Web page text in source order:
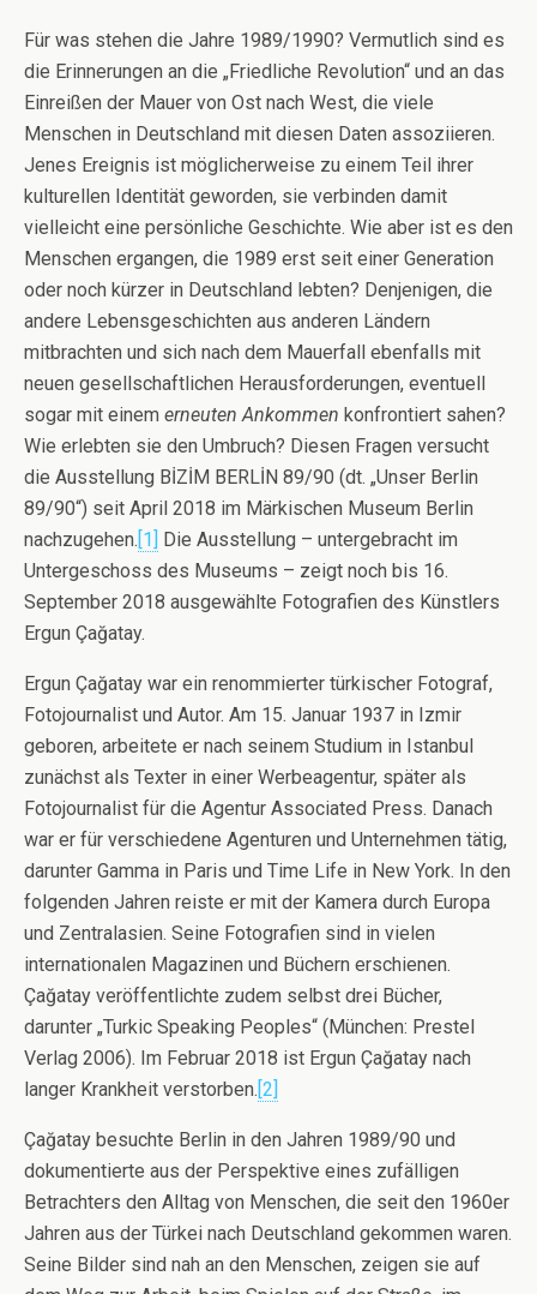
Für was stehen die Jahre 1989/1990? Vermutlich sind es
die Erinnerungen an die „Friedliche Revolution“ und an das
Einreißen der Mauer von Ost nach West, die viele
Menschen in Deutschland mit diesen Daten assoziieren.
Jenes Ereignis ist möglicherweise zu einem Teil ihrer
kulturellen Identität geworden, sie verbinden damit
vielleicht eine persönliche Geschichte. Wie aber ist es den
Menschen ergangen, die 1989 erst seit einer Generation
oder noch kürzer in Deutschland lebten? Denjenigen, die
andere Lebensgeschichten aus anderen Ländern
mitbrachten und sich nach dem Mauerfall ebenfalls mit
neuen gesellschaftlichen Herausforderungen, eventuell
sogar mit einem erneuten Ankommen konfrontiert sahen?
Wie erlebten sie den Umbruch? Diesen Fragen versucht
die Ausstellung BİZİM BERLİN 89/90 (dt. „Unser Berlin
89/90“) seit April 2018 im Märkischen Museum Berlin
nachzugehen.[1] Die Ausstellung – untergebracht im
Untergeschoss des Museums – zeigt noch bis 16.
September 2018 ausgewählte Fotografien des Künstlers
Ergun Çağatay.
Ergun Çağatay war ein renommierter türkischer Fotograf,
Fotojournalist und Autor. Am 15. Januar 1937 in Izmir
geboren, arbeitete er nach seinem Studium in Istanbul
zunächst als Texter in einer Werbeagentur, später als
Fotojournalist für die Agentur Associated Press. Danach
war er für verschiedene Agenturen und Unternehmen tätig,
darunter Gamma in Paris und Time Life in New York. In den
folgenden Jahren reiste er mit der Kamera durch Europa
und Zentralasien. Seine Fotografien sind in vielen
internationalen Magazinen und Büchern erschienen.
Çağatay veröffentlichte zudem selbst drei Bücher,
darunter „Turkic Speaking Peoples“ (München: Prestel
Verlag 2006). Im Februar 2018 ist Ergun Çağatay nach
langer Krankheit verstorben.[2]
Çağatay besuchte Berlin in den Jahren 1989/90 und
dokumentierte aus der Perspektive eines zufälligen
Betrachters den Alltag von Menschen, die seit den 1960er
Jahren aus der Türkei nach Deutschland gekommen waren.
Seine Bilder sind nah an den Menschen, zeigen sie auf